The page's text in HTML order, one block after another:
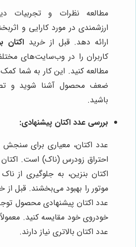
مطالعه نظرات و تجربیات
ارزشمندی در مورد کارایی و
ارائه دهد. قبل از خرید اکتان
کاربران را در وب‌سایت‌های
مطالعه کنید. این کار به شما
ضعف محصول آشنا شوید و
باشید.
بررسی عدد اکتان پیشنهادی:
عدد اکتان، معیاری برای
احتراق زودرس (ناک) است. اکتان
اکتان بنزین، به جلوگیری از
موتور را بهبود می‌بخشند. قبل از
عدد اکتان پیشنهادی محصول
خودروی خود مقایسه کنید.
عدد اکتان بالاتری نیاز دارند.